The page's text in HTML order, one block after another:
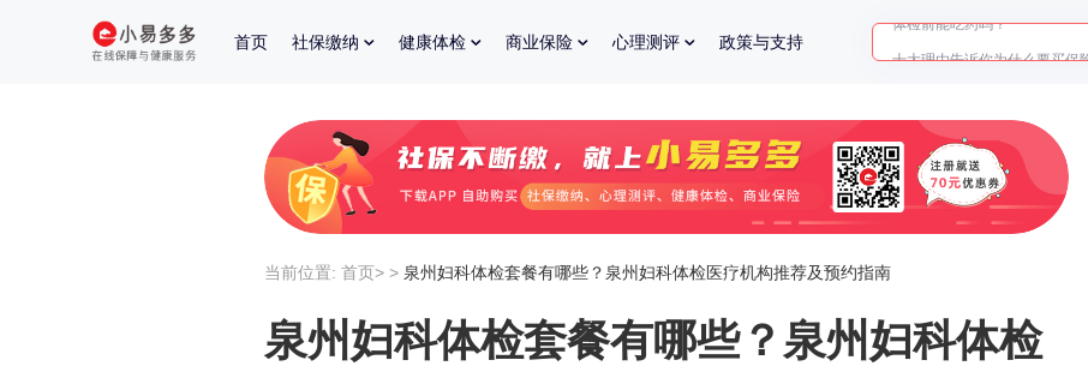
首页 社保缴纳 健康体检 商业保险 心理测评 政策与支持
十大理由告诉你为什么要买保险
当前位置: 首页> > 泉州妇科体检套餐有哪些？泉州妇科体检医疗机构推荐及预约指南
泉州妇科体检套餐有哪些？泉州妇科体检